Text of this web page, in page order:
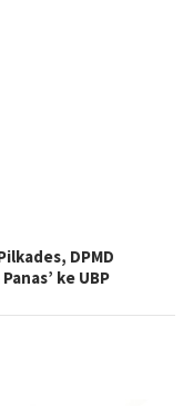
DPMD
ke UBP